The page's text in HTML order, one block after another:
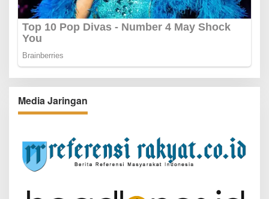
Media Jaringan